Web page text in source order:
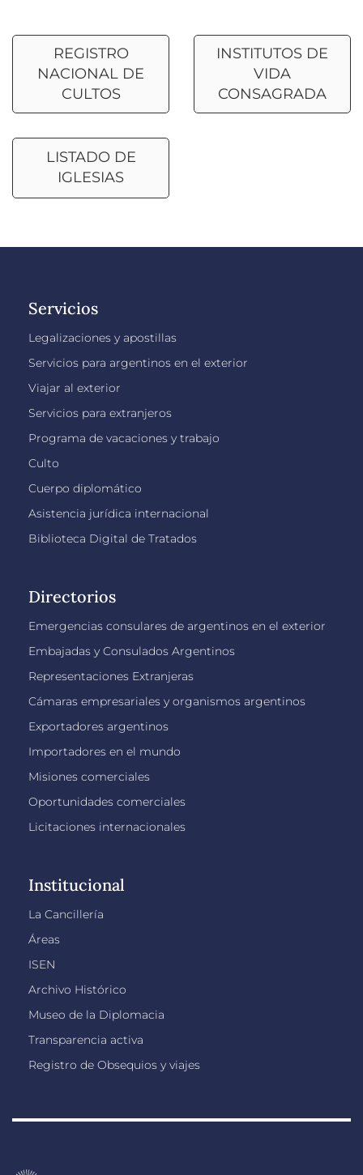
REGISTRO
NACIONAL DE
CULTOS
INSTITUTOS DE
VIDA
CONSAGRADA
LISTADO DE
IGLESIAS
Servicios
Legalizaciones y apostillas
Servicios para argentinos en el exterior
Viajar al exterior
Servicios para extranjeros
Programa de vacaciones y trabajo
Culto
Cuerpo diplomático
Asistencia jurídica internacional
Biblioteca Digital de Tratados
Directorios
Emergencias consulares de argentinos en el exterior
Embajadas y Consulados Argentinos
Representaciones Extranjeras
Cámaras empresariales y organismos argentinos
Exportadores argentinos
Importadores en el mundo
Misiones comerciales
Oportunidades comerciales
Licitaciones internacionales
Institucional
La Cancillería
Áreas
ISEN
Archivo Histórico
Museo de la Diplomacia
Transparencia activa
Registro de Obsequios y viajes